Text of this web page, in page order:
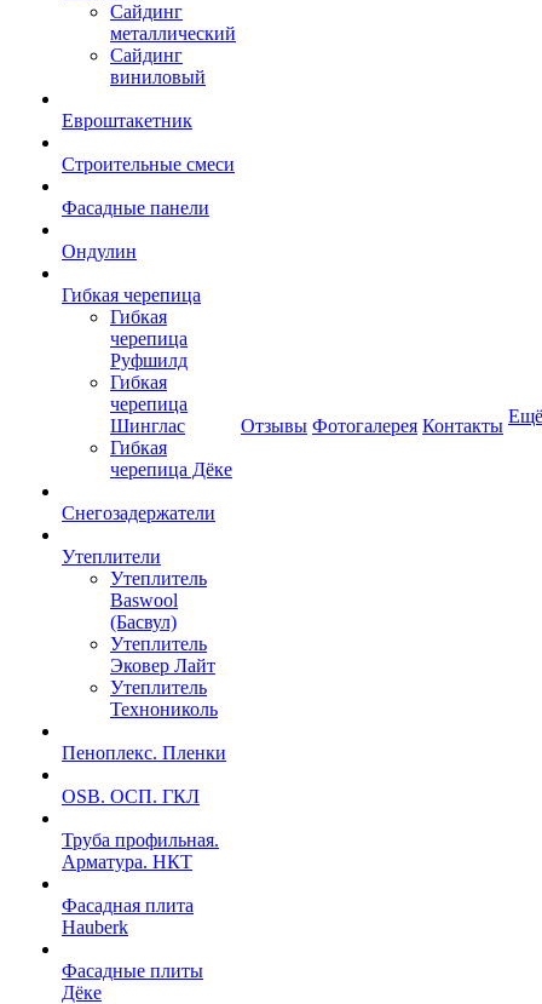
Сайдинг
металлический
Сайдинг
виниловый
Евроштакетник
Строительные смеси
Фасадные панели
Ондулин
Гибкая черепица
Гибкая
черепица
Руфшилд
Гибкая
черепица
Шинглас
Гибкая
черепица Дёке
Снегозадержатели
Утеплители
Утеплитель
Baswool
(Басвул)
Утеплитель
Эковер Лайт
Утеплитель
Технониколь
Пеноплекс. Пленки
OSB. ОСП. ГКЛ
Труба профильная.
Арматура. НКТ
Фасадная плита
Hauberk
Фасадные плиты
Дёке
Отзывы Фотогалерея Контакты Ещё